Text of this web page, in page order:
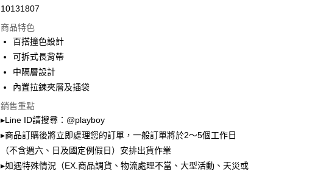
LINE Pay
Apple Pay
街口支付
Google Pay
相關說明
【大哥付你分期使用說明】
1.本服務由台灣大哥大提供，台灣大哥大用戶可立即使用無須另外申請。
ATM付款
10131807
商品特色
百搭撞色設計
可拆式長背帶
中隔層設計
內置拉鍊夾層及插袋
銷售重點
▸Line ID請搜尋：@playboy
▸商品訂購後將立即處理您的訂單，一般訂單將於2～5個工作日
（不含週六、日及國定例假日）安排出貨作業
▸如遇特殊情況（EX.商品調貨、物流處理不當、大型活動、天災或